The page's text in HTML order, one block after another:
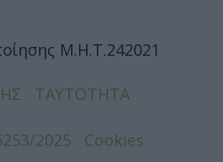
Μ.Η.Τ.242021
ΤΑΥΤΟΤΗΤΑ
2025
Cookies